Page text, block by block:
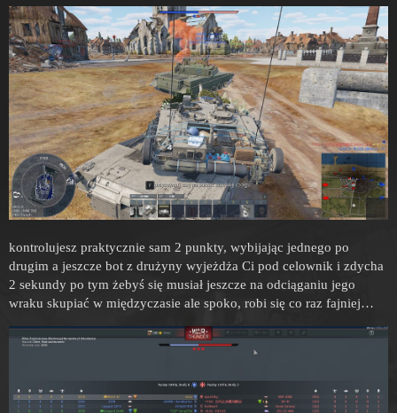
kontrolujesz praktycznie sam 2 punkty, wybijając jednego po
drugim a jeszcze bot z drużyny wyjeżdża Ci pod celownik i zdycha
2 sekundy po tym żebyś się musiał jeszcze na odciąganiu jego
wraku skupiać w międzyczasie ale spoko, robi się co raz fajniej…